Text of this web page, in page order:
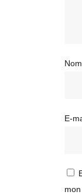
Nom
E-